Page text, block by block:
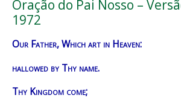
Oração do Pai Nosso –
1972
Our Father, Which art in Heaven:
hallowed by Thy name.
Thy Kingdom come;